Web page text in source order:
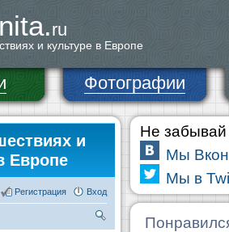
ru
и культуре в Европе
Фотографии
и
Европе
Вход
Регистрация
Не забывай
Мы
Мы в